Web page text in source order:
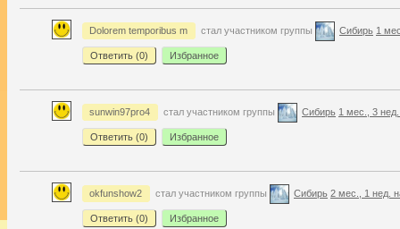
Dolorem temporibus m стал участником группы Сибирь 1
Ответить (0) Избранное
sunwin97pro4 стал участником группы Сибирь 1 мес., 3
Ответить (0) Избранное
okfunshow2 стал участником группы Сибирь 2 мес., 1 нед.
Ответить (0) Избранное